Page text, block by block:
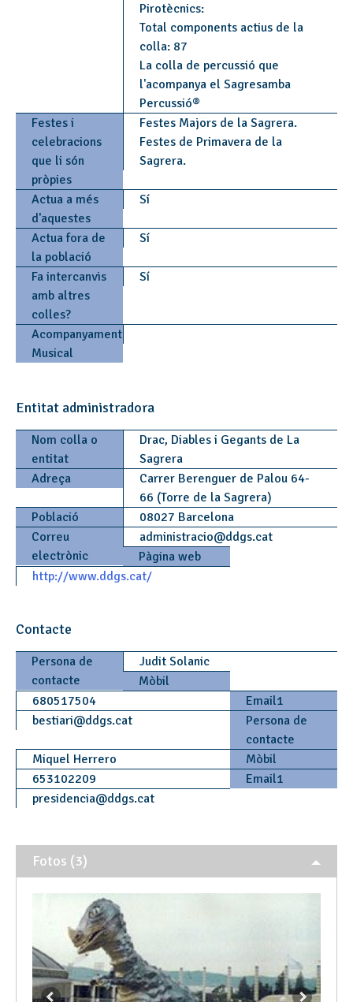
Pirotècnics:
Total components actius de la
colla: 87
La colla de percussió que
l'acompanya el Sagresamba
Percussió®
Festes i
celebracions
que li són
pròpies
Festes Majors de la Sagrera.
Festes de Primavera de la
Sagrera.
Actua a més
d'aquestes
Sí
Actua fora de
la població
Sí
Fa intercanvis
amb altres
colles?
Sí
Acompanyament
Musical
Entitat administradora
Nom colla o
entitat
Drac, Diables i Gegants de La
Sagrera
Adreça
Carrer Berenguer de Palou 64-
66 (Torre de la Sagrera)
Població
08027 Barcelona
Correu
electrònic
administracio@ddgs.cat
Pàgina web
http://www.ddgs.cat/
Contacte
Persona de
contacte
Judit Solanic
Mòbil
680517504
Email1
bestiari@ddgs.cat
Persona de
contacte
Miquel Herrero
Mòbil
653102209
Email1
presidencia@ddgs.cat
Fotos (3)